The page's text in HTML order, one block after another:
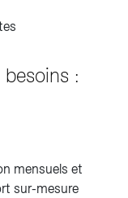
:
mensuels et
sur-mesure